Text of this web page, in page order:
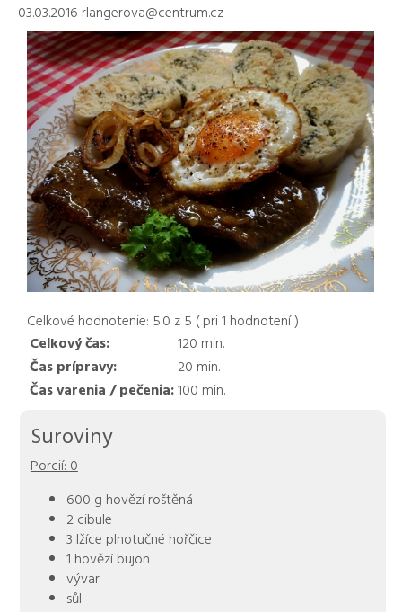
03.03.2016 rlangerova@centrum.cz
Celkové hodnotenie: 5.0 z 5 ( pri1 hodnotení )
Celkový čas:
120 min.
Čas prípravy:
20 min.
Čas varenia / pečenia:100 min.
Suroviny
Porcií: 0
600 g hovězí roštěná
2 cibule
3 lžíce plnotučné hořčice
1 hovězí bujon
vývar
sůl